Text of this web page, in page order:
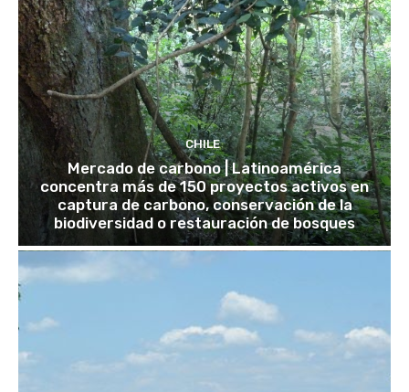
CHILE
Mercado de carbono | Latinoamérica
concentra más de 150 proyectos activos en
captura de carbono, conservación de la
biodiversidad o restauración de bosques